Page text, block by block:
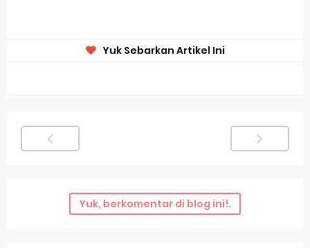
Yuk Sebarkan Artikel Ini
Yuk, berkomentar di blog ini!.